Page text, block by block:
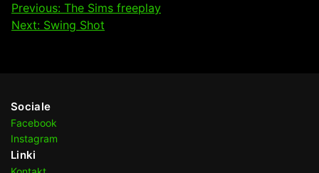
Nawigacja
wpisu
Previous: The Sims freeplay
Next: Swing Shot
Sociale
Facebook
Instagram
Linki